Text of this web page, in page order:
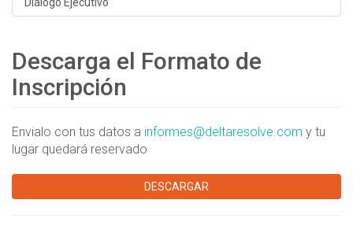
Diálogo Ejecutivo
Descarga el Formato de
Inscripción
Envialo con tus datos a informes@deltaresolve.com y tu
lugar quedará reservado
DESCARGAR